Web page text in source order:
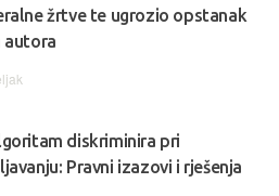
žrtve te ugrozio opstanak
autora
diskriminira pri
Pravni izazovi i rješenja